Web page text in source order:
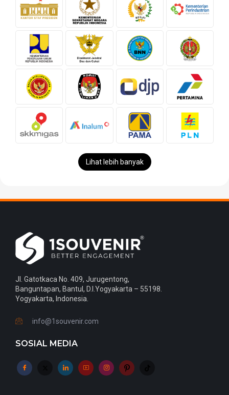
Lihat lebih banyak
Jl. Gatotkaca No. 409, Jurugentong,
Banguntapan, Bantul, D.I.Yogyakarta – 55198.
Yogyakarta, Indonesia.
info@1souvenir.com
SOSIAL MEDIA